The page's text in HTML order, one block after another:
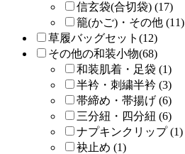
信玄袋(合切袋) (17)
籠(かご)・その他 (11)
草履バッグセット(12)
その他の和装小物(68)
和装肌着・足袋 (1)
半衿・刺繍半衿 (3)
帯締め・帯揚げ (6)
三分紐・四分紐 (6)
ナプキンクリップ (1)
袂止め (1)